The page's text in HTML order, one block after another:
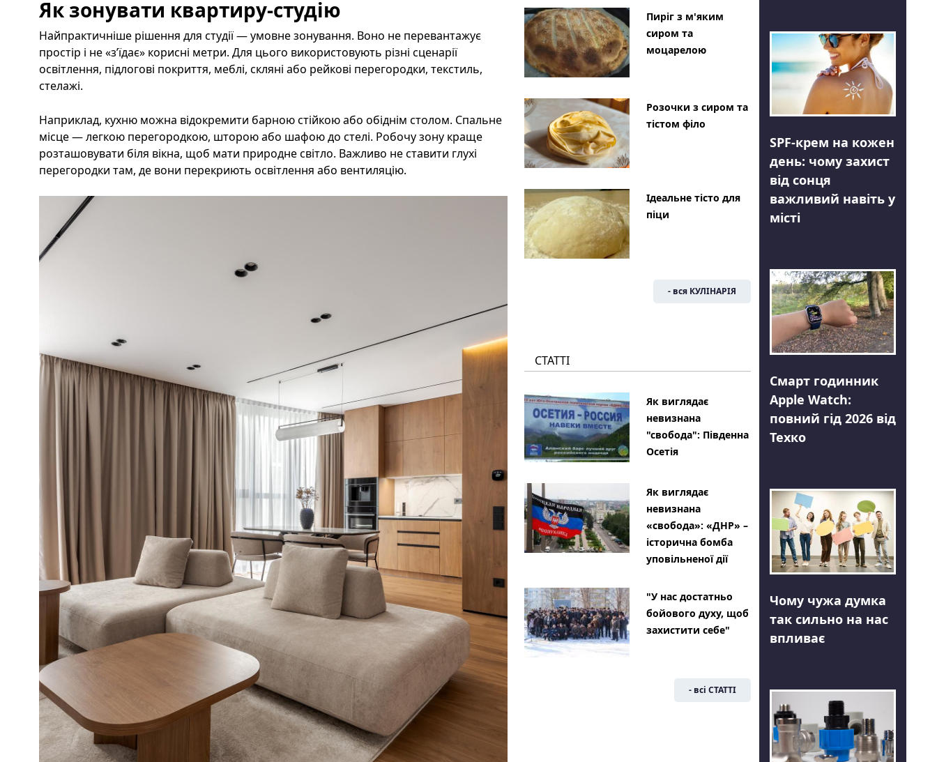
Як зонувати квартиру-студію
Найпрактичніше рішення для студії — умовне зонування. Воно не перевантажує
простір і не «з’їдає» корисні метри. Для цього використовують різні сценарії
освітлення, підлогові покриття, меблі, скляні або рейкові перегородки, текстиль,
стелажі.
Наприклад, кухню можна відокремити барною стійкою або обіднім столом. Спальне
місце — легкою перегородкою, шторою або шафою до стелі. Робочу зону краще
розташовувати біля вікна, щоб мати природне світло. Важливо не ставити глухі
перегородки там, де вони перекриють освітлення або вентиляцію.
Пиріг з м'яким
сиром та
моцарелою
Розочки з сиром та
тістом філо
Ідеальне тісто для
піци
- вся КУЛІНАРІЯ
СТАТТІ
Як виглядає
невизнана
"свобода": Південна
Осетія
Як виглядає
невизнана
«свобода»: «ДНР» –
історична бомба
уповільненої дії
"У нас достатньо
бойового духу, щоб
захистити себе"
- всі СТАТТІ
SPF-крем на кожен
день: чому захист
від сонця
важливий навіть у
місті
Смарт годинник
Apple Watch:
повний гід 2026 від
Техко
Чому чужа думка
так сильно на нас
впливає